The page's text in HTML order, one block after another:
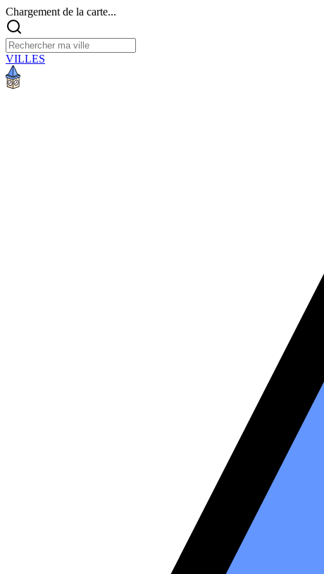
Chargement de la carte...
VILLES